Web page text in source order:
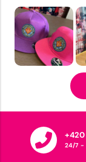
+420
24/7 -